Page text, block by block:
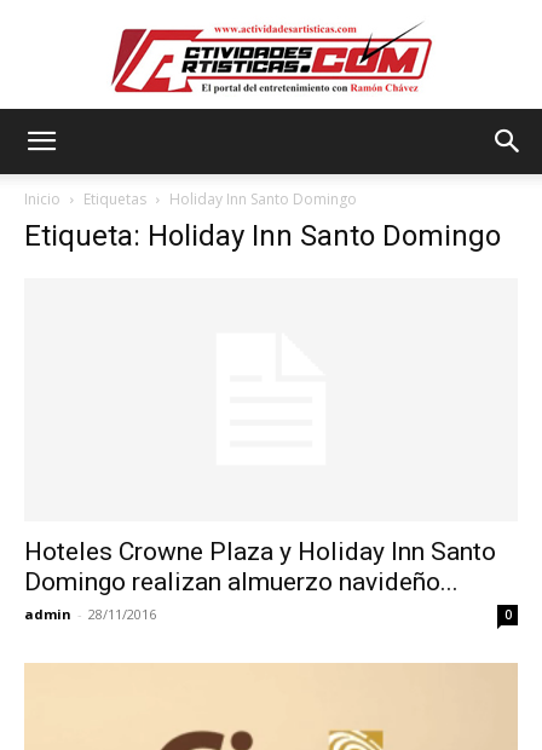
Inicio Etiquetas Holiday Inn Santo Domingo
Etiqueta: Holiday Inn Santo Domingo
Hoteles Crowne Plaza y Holiday Inn Santo
Domingo realizan almuerzo navideño...
admin - 28/11/2016 0